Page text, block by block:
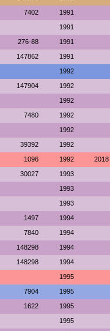
7402 1991
1991
276-88 1991
147862 1991
1992
147904 1992
1992
7480 1992
1992
39392 1992
1096 1992 2018
30027 1993
1993
1993
1497 1994
7840 1994
148298 1994
148298 1994
1995
7904 1995
1622 1995
1995